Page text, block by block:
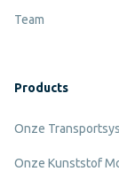
Team
Products
Onze
Onze Kunststof